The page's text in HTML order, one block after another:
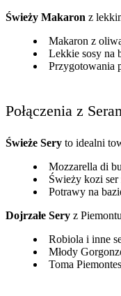
Świeży Makaron z
Makaron z
Lekkie sosy na
Przygotowania
Połączenia z
Świeże Sery to idealni
Mozzarella di
Świeży kozi ser
Potrawy na
Dojrzałe Sery z
Robiola i inne
Młody
Toma